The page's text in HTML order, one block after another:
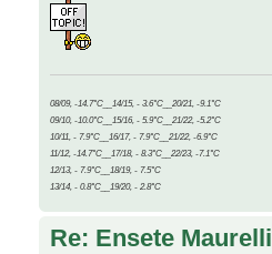
08/09, -14.7°C__14/15, - 3.6°C__20/21, -9.1°C
09/10, -10.0°C__15/16, - 5.9°C__21/22, -5.2°C
10/11, - 7.9°C__16/17, - 7.9°C__21/22, -6.9°C
11/12, -14.7°C__17/18, - 8.3°C__22/23, -7.1°C
12/13, - 7.9°C__18/19, - 7.5°C
13/14, - 0.8°C__19/20, - 2.8°C
Re: Ensete